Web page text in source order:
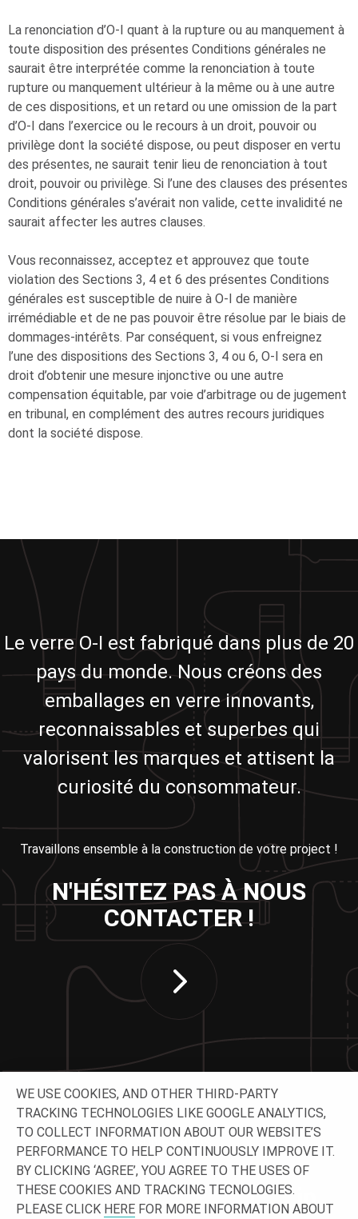
La renonciation d’O-I quant à la rupture ou au manquement à
toute disposition des présentes Conditions générales ne
saurait être interprétée comme la renonciation à toute
rupture ou manquement ultérieur à la même ou à une autre
de ces dispositions, et un retard ou une omission de la part
d’O-I dans l’exercice ou le recours à un droit, pouvoir ou
privilège dont la société dispose, ou peut disposer en vertu
des présentes, ne saurait tenir lieu de renonciation à tout
droit, pouvoir ou privilège. Si l’une des clauses des présentes
Conditions générales s’avérait non valide, cette invalidité ne
saurait affecter les autres clauses.
Vous reconnaissez, acceptez et approuvez que toute
violation des Sections 3, 4 et 6 des présentes Conditions
générales est susceptible de nuire à O-I de manière
irrémédiable et de ne pas pouvoir être résolue par le biais de
dommages-intérêts. Par conséquent, si vous enfreignez
l’une des dispositions des Sections 3, 4 ou 6, O-I sera en
droit d’obtenir une mesure injonctive ou une autre
compensation équitable, par voie d’arbitrage ou de jugement
en tribunal, en complément des autres recours juridiques
dont la société dispose.
Le verre O-I est fabriqué dans plus de 20
pays du monde. Nous créons des
emballages en verre innovants,
reconnaissables et superbes qui
valorisent les marques et attisent la
curiosité du consommateur.
Travaillons ensemble à la construction de votre project !
N'HÉSITEZ PAS À NOUS
CONTACTER !
WE USE COOKIES, AND OTHER THIRD-PARTY
TRACKING TECHNOLOGIES LIKE GOOGLE ANALYTICS,
TO COLLECT INFORMATION ABOUT OUR WEBSITE’S
PERFORMANCE TO HELP CONTINUOUSLY IMPROVE IT.
BY CLICKING ‘AGREE’, YOU AGREE TO THE USES OF
THESE COOKIES AND TRACKING TECNOLOGIES.
PLEASE CLICK HERE FOR MORE INFORMATION ABOUT